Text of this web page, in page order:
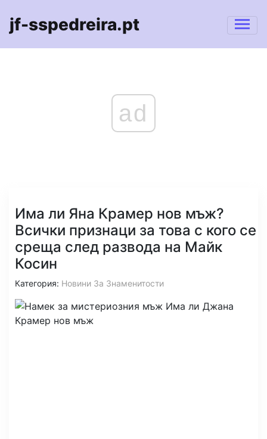
jf-sspedreira.pt
ad
Има ли Яна Крамер нов мъж?
Всички признаци за това с кого се
среща след развода на Майк
Косин
Категория: Новини За Знаменитости